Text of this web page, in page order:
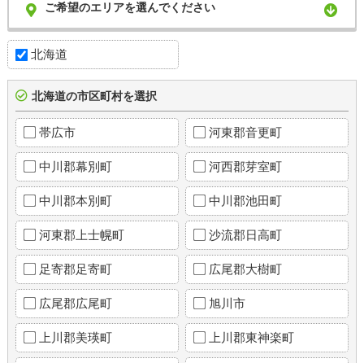
ご希望のエリアを選んでください
北海道
北海道の市区町村を選択
帯広市 河東郡音更町
中川郡幕別町 河西郡芽室町
中川郡本別町 中川郡池田町
河東郡上士幌町 沙流郡日高町
足寄郡足寄町 広尾郡大樹町
広尾郡広尾町 旭川市
上川郡美瑛町 上川郡東神楽町